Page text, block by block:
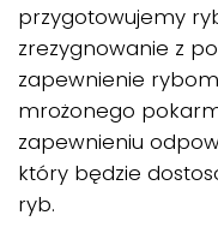
przygotowujemy
zrezygnowanie z
zapewnienie
mrożonego
zapewnieniu
który będzie
ryb.